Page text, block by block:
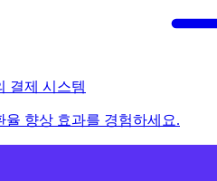
결제 시스템
율 향상 효과를 경험하세요.